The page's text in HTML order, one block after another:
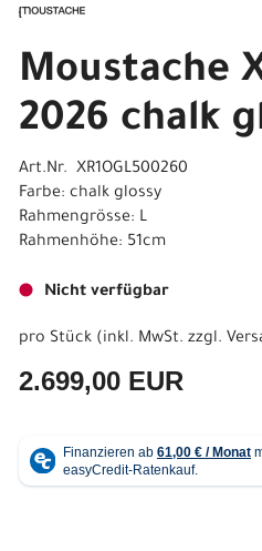
Moustache
2026 chalk
Art.Nr. XR1OGL500260
Farbe: chalk glossy
Rahmengrösse: L
Rahmenhöhe: 51cm
Nicht verfügbar
pro Stück (inkl. MwSt. zzgl.
2.699,00 EUR